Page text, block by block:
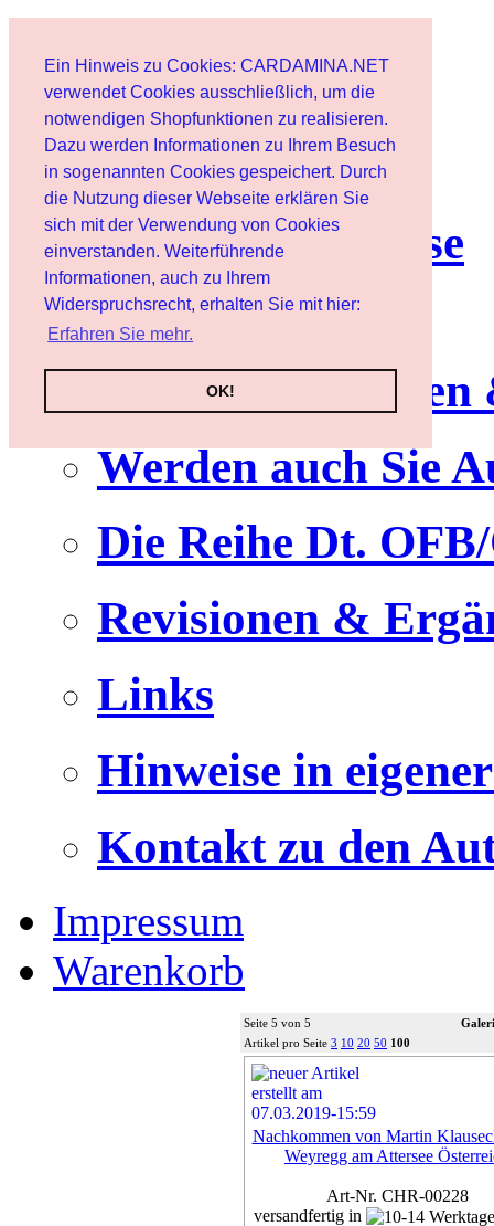
Ein Hinweis zu Cookies: CARDAMINA.NET
verwendet Cookies ausschließlich, um die
notwendigen Shopfunktionen zu realisieren.
Dazu werden Informationen zu Ihrem Besuch
in sogenannten Cookies gespeichert. Durch
die Nutzung dieser Webseite erklären Sie
sich mit der Verwendung von Cookies
einverstanden. Weiterführende
Informationen, auch zu Ihrem
Widerspruchsrecht, erhalten Sie mit hier:
Erfahren Sie mehr.
OK!
Benutzer
Newsletter
Nutzungshinweise
Service
Werden auch Sie
Die Reihe Dt.
Revisionen &
Links
Hinweise in
Kontakt zu den
Impressum
Warenkorb
Seite 5 von 5
Artikel pro Seite 3 10 20 50 100
Nachkommen von Martin
Weyregg am Attersee
Art-Nr. CHR-00228
versandfertig in